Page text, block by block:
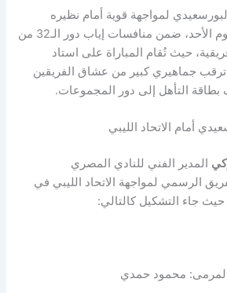
لمواجهة قوية أمام نظيره
الاتحاد الليبي مساء اليوم الأحد، ضمن منافسات إياب دور الـ32 من
حيث تُقام المباراة على استاد
جماهيري كبير من عشاق الفريقين
التأهل إلى دور المجموعات.
أمام الاتحاد الليبي
المدير الفني للنادي المصري
الرسمي لمواجهة الاتحاد الليبي في
حيث جاء التشكيل كالتالي:
محمود حمدي